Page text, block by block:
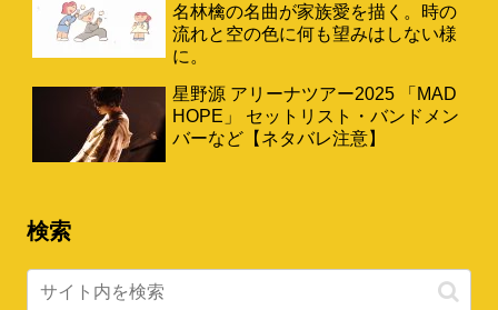
名林檎の名曲が家族愛を描く。時の
流れと空の色に何も望みはしない様
に。
星野源 アリーナツアー2025 「MAD
HOPE」 セットリスト・バンドメン
バーなど【ネタバレ注意】
検索